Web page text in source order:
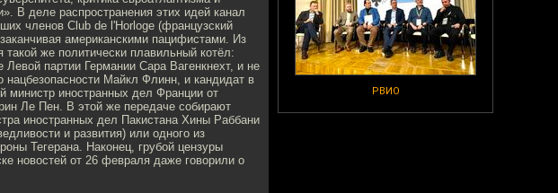
РВИО
В деле распространения этих идей канал
членов Club de l'Horloge (французский
американскими пацифистами. Из
же политически плавильный котёл:
партии Германии Сара Вагенкнехт, и не
Майкл Флинн, и кандидат в
министр иностранных дел Франции от
Ле Пен. В этой же передаче собирают
иностранных дел Пакистана Хины Раббани
и развития) или одного из
Тегерана. Наконец, грубой цензуры
новостей от 26 февраля даже говорили о